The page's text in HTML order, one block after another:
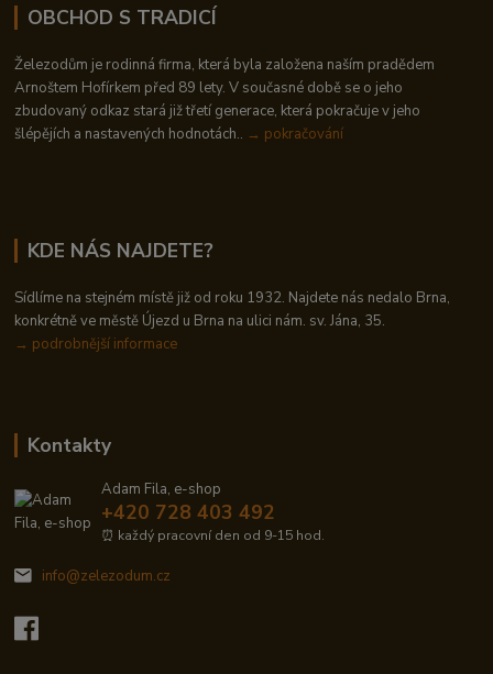
OBCHOD S TRADICÍ
Železodům je rodinná firma, která byla založena naším pradědem
Arnoštem Hofírkem před 89 lety. V současné době se o jeho
zbudovaný odkaz stará již třetí generace, která pokračuje v jeho
šlépějích a nastavených hodnotách.. → pokračování
KDE NÁS NAJDETE?
Sídlíme na stejném místě již od roku 1932. Najdete nás nedalo Brna,
konkrétně ve městě Újezd u Brna na ulici nám. sv. Jána, 35.
→ podrobnější informace
Kontakty
Adam Fila, e-shop
+420 728 403 492
⏰ každý pracovní den od 9-15 hod.
info@zelezodum.cz